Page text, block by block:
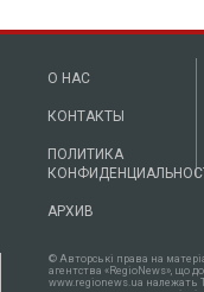
О НАС
КОНТАКТЫ
ПОЛИТИКА
АРХИВ
© Авторські права на
агентства «RegioNews», що
www.regionews.ua належать